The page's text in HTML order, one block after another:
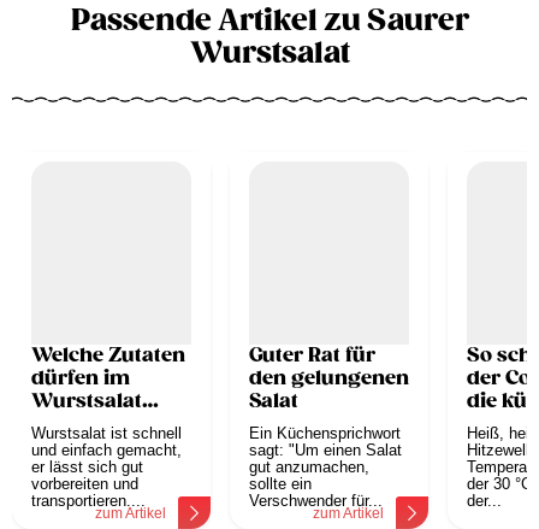
Passende Artikel zu Saurer
Wurstsalat
Welche Zutaten
dürfen im
Wurstsalat
nicht fehlen?
Wurstsalat ist schnell
und einfach gemacht,
er lässt sich gut
vorbereiten und
transportieren....
zum Artikel
Guter Rat für
den gelungenen
Salat
Ein Küchensprichwort
sagt: "Um einen Salat
gut anzumachen,
sollte ein
Verschwender für...
zum Artikel
So
der
die
Heiß,
der 30 °C
der...